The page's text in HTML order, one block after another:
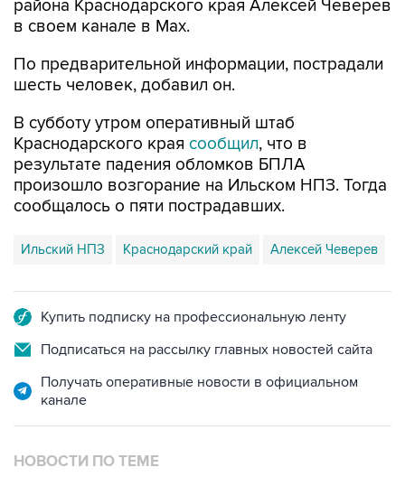
По предварительной информации, пострадали
В субботу утром оперативный штаб
результате падения обломков БПЛА
произошло возгорание на Ильском НПЗ. Тогда
сообщалось о пяти пострадавших.
Ильский НПЗ Краснодарский край Алексей Чеверев
Подписаться на рассылку главных новостей сайта
Получать оперативные новости в официальном
НОВОСТИ ПО ТЕМЕ
8 августа 07:37